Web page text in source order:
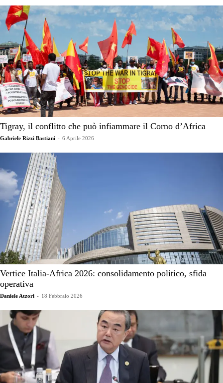
Tigray, il conflitto che può infiammare il Corno d’Africa
Gabriele Rizzi Bastiani - 6 Aprile 2026
Vertice Italia-Africa 2026: consolidamento politico, sfida
operativa
Daniele Atzori - 18 Febbraio 2026